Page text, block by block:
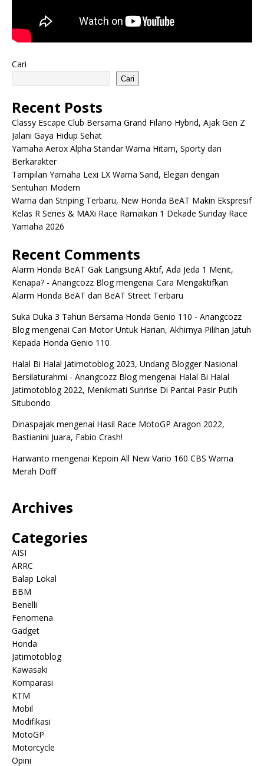
Cari
Cari
Recent Posts
Classy Escape Club Bersama Grand Filano Hybrid, Ajak Gen Z
Jalani Gaya Hidup Sehat
Yamaha Aerox Alpha Standar Warna Hitam, Sporty dan
Berkarakter
Tampilan Yamaha Lexi LX Warna Sand, Elegan dengan
Sentuhan Modern
Warna dan Striping Terbaru, New Honda BeAT Makin Ekspresif
Kelas R Series & MAXi Race Ramaikan 1 Dekade Sunday Race
Yamaha 2026
Recent Comments
Alarm Honda BeAT Gak Langsung Aktif, Ada Jeda 1 Menit,
Kenapa? - Anangcozz Blogmengenai Cara Mengaktifkan
Alarm Honda BeAT dan BeAT Street Terbaru
Suka Duka 3 Tahun Bersama Honda Genio 110 - Anangcozz
Blogmengenai Cari Motor Untuk Harian, Akhirnya Pilihan Jatuh
Kepada Honda Genio 110
Halal Bi Halal Jatimotoblog 2023, Undang Blogger Nasional
Bersilaturahmi - Anangcozz Blogmengenai Halal Bi Halal
Jatimotoblog 2022, Menikmati Sunrise Di Pantai Pasir Putih
Situbondo
Dinaspajak mengenai Hasil Race MotoGP Aragon 2022,
Bastianini Juara, Fabio Crash!
Harwanto mengenai Kepoin All New Vario 160 CBS Warna
Merah Doff
Archives
Categories
AISI
ARRC
Balap Lokal
BBM
Benelli
Fenomena
Gadget
Honda
Jatimotoblog
Kawasaki
Komparasi
KTM
Mobil
Modifikasi
MotoGP
Motorcycle
Opini